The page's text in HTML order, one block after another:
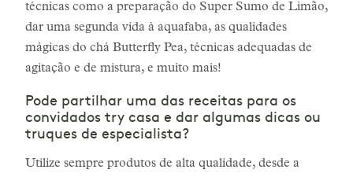
técnicas como a preparação do Super Sumo de Limão,
dar uma segunda vida à aquafaba, as qualidades
mágicas do chá Butterfly Pea, técnicas adequadas de
agitação e de mistura, e muito mais!
Pode partilhar uma das receitas para os
convidados try casa e dar algumas dicas ou
truques de especialista?
Utilize sempre produtos de alta qualidade, desde a